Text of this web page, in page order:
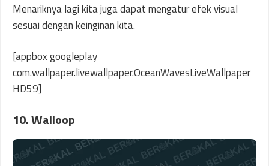
Menariknya lagi kita juga dapat mengatur efek visual
sesuai dengan keinginan kita.
[appbox googleplay
com.wallpaper.livewallpaper.OceanWavesLiveWallpaper
HD59]
10. Walloop